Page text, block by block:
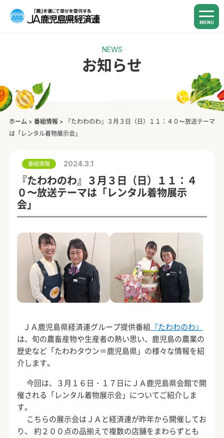
MENU
NEWS
お知らせ
ホーム > 番組情報 >
『たわわのわ』３月３日（日）１１：４０〜放送テーマ
は「レンタル着物展示会」
番組情報 2024.3.1
『たわわのわ』３月３日（日）１１：４
０〜放送テーマは「レンタル着物展示
会」
ＪＡ鹿児島県経済連グループ提供番組 『たわわのわ』
は、旬の農畜産物や生産者の熱い思い、鹿児島の農業の
歴史など「たわわタウン＝鹿児島県」の様々な情報を紹
介します。
今回は、３月１６日・１７日にＪＡ鹿児島県会館で開
催される「レンタル着物展示会」についてご紹介しま
す。
こちらの展示会はＪＡと経済連が昨年から開催してお
り、 約２００点の品揃えで複数の店舗をまわらずとも